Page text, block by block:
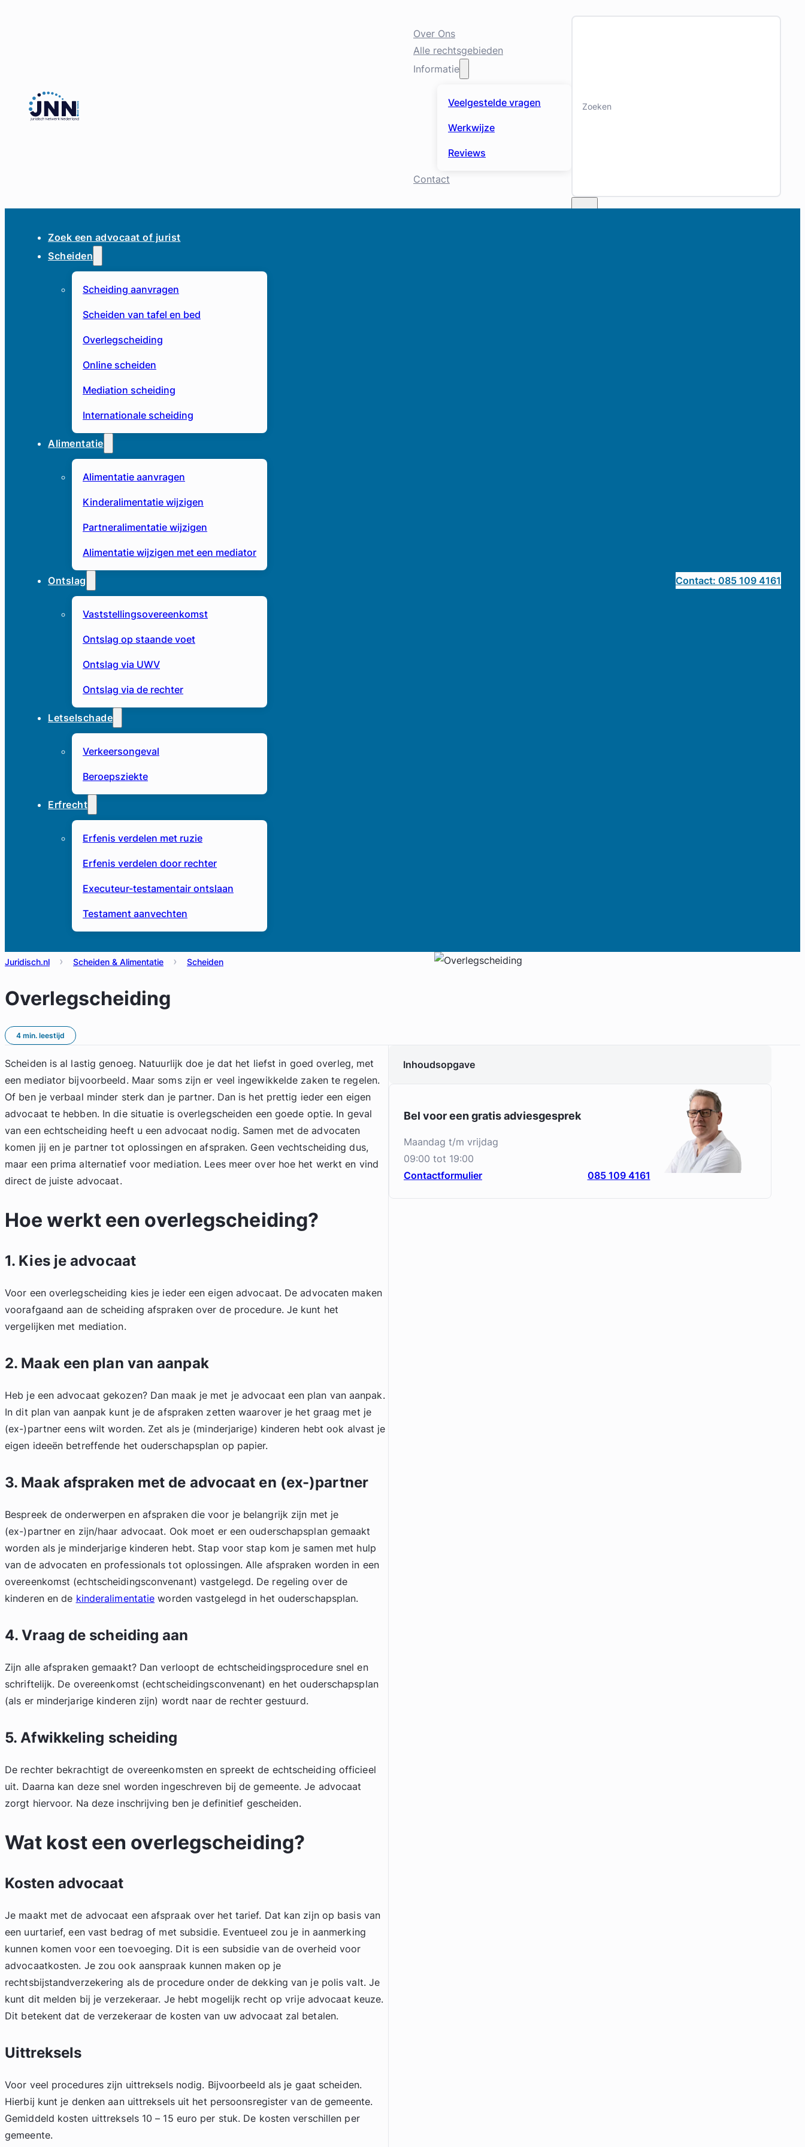
Over Ons
Alle rechtsgebieden
Informatie
Veelgestelde vragen
Werkwijze
Reviews
Contact
Zoek een advocaat of jurist
Scheiden
Scheiding aanvragen
Scheiden van tafel en bed
Overlegscheiding
Online scheiden
Mediation scheiding
Internationale scheiding
Alimentatie
Alimentatie aanvragen
Kinderalimentatie wijzigen
Partneralimentatie wijzigen
Alimentatie wijzigen met een mediator
Ontslag
Vaststellingsovereenkomst
Ontslag op staande voet
Ontslag via UWV
Ontslag via de rechter
Letselschade
Verkeersongeval
Beroepsziekte
Erfrecht
Erfenis verdelen met ruzie
Erfenis verdelen door rechter
Executeur-testamentair ontslaan
Testament aanvechten
Contact: 085 109 4161
Juridisch.nl Scheiden & Alimentatie Scheiden
Overlegscheiding
4 min. leestijd
Scheiden is al lastig genoeg. Natuurlijk doe je dat het liefst in goed overleg, met
een mediator bijvoorbeeld. Maar soms zijn er veel ingewikkelde zaken te regelen.
Of ben je verbaal minder sterk dan je partner. Dan is het prettig ieder een eigen
advocaat te hebben. In die situatie is overlegscheiden een goede optie. In geval
van een echtscheiding heeft u een advocaat nodig. Samen met de advocaten
komen jij en je partner tot oplossingen en afspraken. Geen vechtscheiding dus,
maar een prima alternatief voor mediation. Lees meer over hoe het werkt en vind
direct de juiste advocaat.
Hoe werkt een overlegscheiding?
1. Kies je advocaat
Voor een overlegscheiding kies je ieder een eigen advocaat. De advocaten maken
voorafgaand aan de scheiding afspraken over de procedure. Je kunt het
vergelijken met mediation.
2. Maak een plan van aanpak
Heb je een advocaat gekozen? Dan maak je met je advocaat een plan van aanpak.
In dit plan van aanpak kunt je de afspraken zetten waarover je het graag met je
(ex-)partner eens wilt worden. Zet als je (minderjarige) kinderen hebt ook alvast je
eigen ideeën betreffende het ouderschapsplan op papier.
3. Maak afspraken met de advocaat en (ex-)partner
Bespreek de onderwerpen en afspraken die voor je belangrijk zijn met je
(ex-)partner en zijn/haar advocaat. Ook moet er een ouderschapsplan gemaakt
worden als je minderjarige kinderen hebt. Stap voor stap kom je samen met hulp
van de advocaten en professionals tot oplossingen. Alle afspraken worden in een
overeenkomst (echtscheidingsconvenant) vastgelegd. De regeling over de
kinderen en de kinderalimentatie worden vastgelegd in het ouderschapsplan.
4. Vraag de scheiding aan
Zijn alle afspraken gemaakt? Dan verloopt de echtscheidingsprocedure snel en
schriftelijk. De overeenkomst (echtscheidingsconvenant) en het ouderschapsplan
(als er minderjarige kinderen zijn) wordt naar de rechter gestuurd.
5. Afwikkeling scheiding
De rechter bekrachtigt de overeenkomsten en spreekt de echtscheiding officieel
uit. Daarna kan deze snel worden ingeschreven bij de gemeente. Je advocaat
zorgt hiervoor. Na deze inschrijving ben je definitief gescheiden.
Wat kost een overlegscheiding?
Kosten advocaat
Je maakt met de advocaat een afspraak over het tarief. Dat kan zijn op basis van
een uurtarief, een vast bedrag of met subsidie. Eventueel zou je in aanmerking
kunnen komen voor een toevoeging. Dit is een subsidie van de overheid voor
advocaatkosten. Je zou ook aanspraak kunnen maken op je
rechtsbijstandverzekering als de procedure onder de dekking van je polis valt. Je
kunt dit melden bij je verzekeraar. Je hebt mogelijk recht op vrije advocaat keuze.
Dit betekent dat de verzekeraar de kosten van uw advocaat zal betalen.
Uittreksels
Voor veel procedures zijn uittreksels nodig. Bijvoorbeeld als je gaat scheiden.
Hierbij kunt je denken aan uittreksels uit het persoonsregister van de gemeente.
Gemiddeld kosten uittreksels 10 – 15 euro per stuk. De kosten verschillen per
gemeente.
Inhoudsopgave
Bel voor een gratis adviesgesprek
maandag t/m vrijdag
09:00 tot 19:00
Contactformulier
085 109 4161